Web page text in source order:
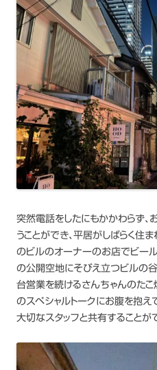
突然電話をしたにもかかわらず
うことができ、平居がしばらく住
のビルのオーナーのお店でビー
の公開空地にそびえ立つビルの
台営業を続けるさんちゃんのた
のスペシャルトークにお腹を抱え
大切なスタッフと共有することが